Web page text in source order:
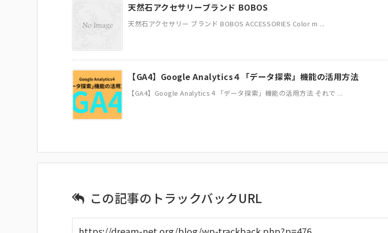
天然石アクセサリーブランド BOBOS
天然石アクセサリー ブランド BOBOS ACCESSORIES Color m ...
【GA4】Google Analytics４「データ探索」機能の活用方法
【GA4】Google Analytics４「データ探索」機能の活用方法 それで ...
この記事のトラックバックURL